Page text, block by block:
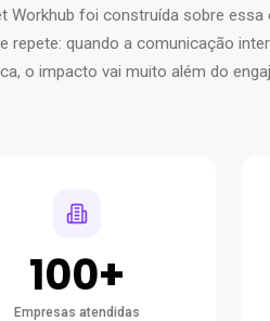
Workhub foi construída sobre
repete: quando a comunicação
o impacto vai muito além do
100+
Empresas atendidas